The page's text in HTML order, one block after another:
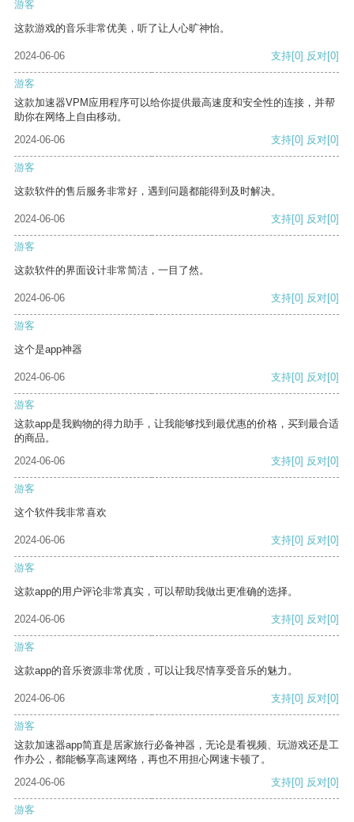
游客
这款游戏的音乐非常优美，听了让人心旷神怡。
2024-06-06 支持[0] 反对[0]
游客
这款加速器VPM应用程序可以给你提供最高速度和安全性的连接，并帮
助你在网络上自由移动。
2024-06-06
支持[0] 反对[0]
游客
这款软件的售后服务非常好，遇到问题都能得到及时解决。
2024-06-06 支持[0] 反对[0]
游客
这款软件的界面设计非常简洁，一目了然。
2024-06-06 支持[0] 反对[0]
游客
这个是app神器
2024-06-06 支持[0] 反对[0]
游客
这款app是我购物的得力助手，让我能够找到最优惠的价格，买到最合适
的商品。
2024-06-06
支持[0] 反对[0]
游客
这个软件我非常喜欢
2024-06-06 支持[0] 反对[0]
游客
这款app的用户评论非常真实，可以帮助我做出更准确的选择。
2024-06-06 支持[0] 反对[0]
游客
这款app的音乐资源非常优质，可以让我尽情享受音乐的魅力。
2024-06-06 支持[0] 反对[0]
游客
这款加速器app简直是居家旅行必备神器，无论是看视频、玩游戏还是工
作办公，都能畅享高速网络，再也不用担心网速卡顿了。
2024-06-06
支持[0] 反对[0]
游客